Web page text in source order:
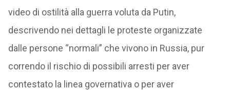
video di ostilità alla guerra voluta da Putin,
descrivendo nei dettagli le proteste organizzate
dalle persone “normali” che vivono in Russia, pur
correndo il rischio di possibili arresti per aver
contestato la linea governativa o per aver